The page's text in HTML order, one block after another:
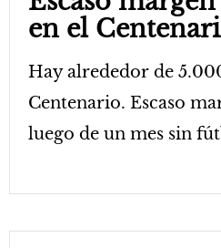
en el
Hay alrededor de
Centenario. Escaso
luego de un mes sin